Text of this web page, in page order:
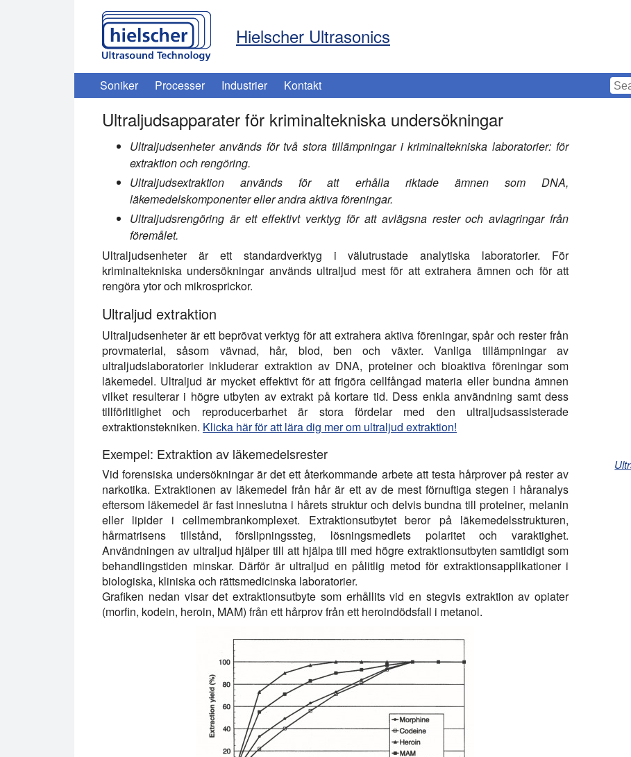
Hielscher Ultrasonics
Soniker Processer Industrier Kontakt
Ultraljudsapparater för kriminaltekniska undersökningar
Ultraljudsenheter används för två stora tillämpningar i kriminaltekniska laboratorier: för
extraktion och rengöring.
Ultraljudsextraktion används för att erhålla riktade ämnen som DNA,
läkemedelskomponenter eller andra aktiva föreningar.
Ultraljudsrengöring är ett effektivt verktyg för att avlägsna rester och avlagringar från
föremålet.
Ultraljudsenheter är ett standardverktyg i välutrustade analytiska laboratorier. För
kriminaltekniska undersökningar används ultraljud mest för att extrahera ämnen och för att
rengöra ytor och mikrosprickor.
Ultraljud extraktion
Ultraljudsenheter är ett beprövat verktyg för att extrahera aktiva föreningar, spår och rester från
provmaterial, såsom vävnad, hår, blod, ben och växter. Vanliga tillämpningar av
ultraljudslaboratorier inkluderar extraktion av DNA, proteiner och bioaktiva föreningar som
läkemedel. Ultraljud är mycket effektivt för att frigöra cellfångad materia eller bundna ämnen
vilket resulterar i högre utbyten av extrakt på kortare tid. Dess enkla användning samt dess
tillförlitlighet och reproducerbarhet är stora fördelar med den ultraljudsassisterade
extraktionstekniken. Klicka här för att lära dig mer om ultraljud extraktion!
Exempel: Extraktion av läkemedelsrester
Vid forensiska undersökningar är det ett återkommande arbete att testa hårprover på rester av
narkotika. Extraktionen av läkemedel från hår är ett av de mest förnuftiga stegen i håranalys
eftersom läkemedel är fast inneslutna i hårets struktur och delvis bundna till proteiner, melanin
eller lipider i cellmembrankomplexet. Extraktionsutbytet beror på läkemedelsstrukturen,
hårmatrisens tillstånd, förslipningssteg, lösningsmedlets polaritet och varaktighet.
Användningen av ultraljud hjälper till att hjälpa till med högre extraktionsutbyten samtidigt som
behandlingstiden minskar. Därför är ultraljud en pålitlig metod för extraktionsapplikationer i
biologiska, kliniska och rättsmedicinska laboratorier.
Grafiken nedan visar det extraktionsutbyte som erhållits vid en stegvis extraktion av opiater
(morfin, kodein, heroin, MAM) från ett hårprov från ett heroindödsfall i metanol.